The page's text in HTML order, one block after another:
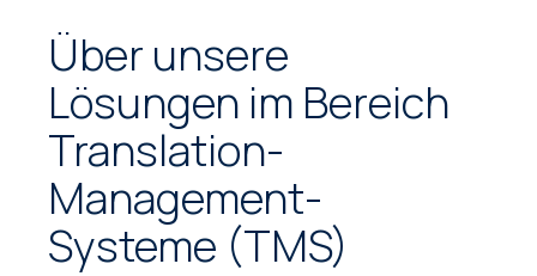
Über unsere
Lösungen im Bereich
Translation-
Management-
Systeme (TMS)